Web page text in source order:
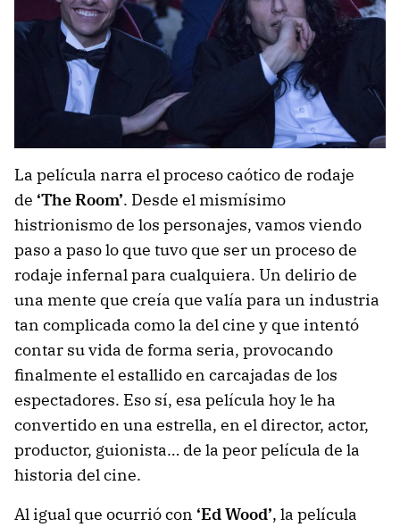
La película narra el proceso caótico de rodaje
de ‘The Room’. Desde el mismísimo
histrionismo de los personajes, vamos viendo
paso a paso lo que tuvo que ser un proceso de
rodaje infernal para cualquiera. Un delirio de
una mente que creía que valía para un industria
tan complicada como la del cine y que intentó
contar su vida de forma seria, provocando
finalmente el estallido en carcajadas de los
espectadores. Eso sí, esa película hoy le ha
convertido en una estrella, en el director, actor,
productor, guionista… de la peor película de la
historia del cine.
Al igual que ocurrió con ‘Ed Wood’, la película